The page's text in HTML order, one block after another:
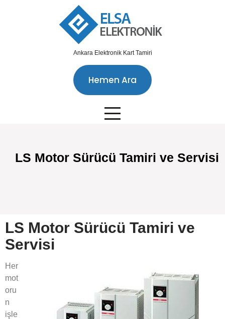
Ankara Elektronik Kart Tamiri
Hemen Ara
LS Motor Sürücü Tamiri ve Servisi
LS Motor Sürücü Tamiri ve
Servisi
Her
mot
oru
n
işle